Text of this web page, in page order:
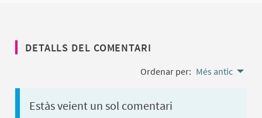
DETALLS DEL COMENTARI
Ordenar per: Més antic
Estàs veient un sol comentari